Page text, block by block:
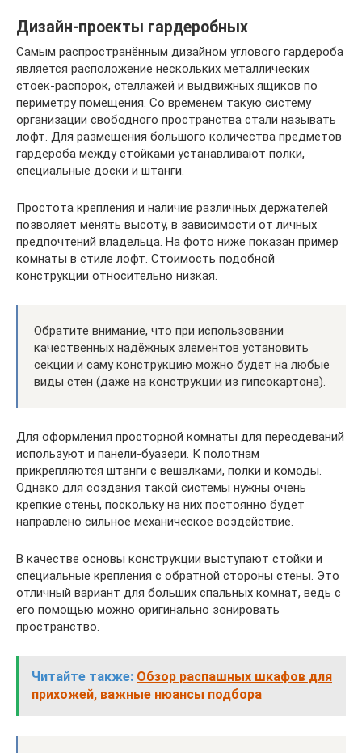
Дизайн-проекты гардеробных
Самым распространённым дизайном углового гардероба
является расположение нескольких металлических
стоек-распорок, стеллажей и выдвижных ящиков по
периметру помещения. Со временем такую систему
организации свободного пространства стали называть
лофт. Для размещения большого количества предметов
гардероба между стойками устанавливают полки,
специальные доски и штанги.
Простота крепления и наличие различных держателей
позволяет менять высоту, в зависимости от личных
предпочтений владельца. На фото ниже показан пример
комнаты в стиле лофт. Стоимость подобной
конструкции относительно низкая.
Обратите внимание, что при использовании
качественных надёжных элементов установить
секции и саму конструкцию можно будет на любые
виды стен (даже на конструкции из гипсокартона).
Для оформления просторной комнаты для переодеваний
используют и панели-буазери. К полотнам
прикрепляются штанги с вешалками, полки и комоды.
Однако для создания такой системы нужны очень
крепкие стены, поскольку на них постоянно будет
направлено сильное механическое воздействие.
В качестве основы конструкции выступают стойки и
специальные крепления с обратной стороны стены. Это
отличный вариант для больших спальных комнат, ведь с
его помощью можно оригинально зонировать
пространство.
Читайте также: Обзор распашных шкафов для
прихожей, важные нюансы подбора